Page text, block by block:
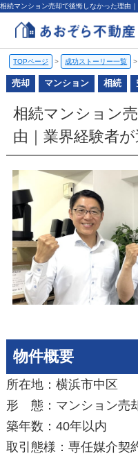
TOPページ > 成功ストーリー一覧 >
売却 マンション 相続
相続マンション
由｜業界経験者
物件概要
所在地：横浜市中区
形 態：マンション売
築年数：40年以内
取引態様：専任媒介契